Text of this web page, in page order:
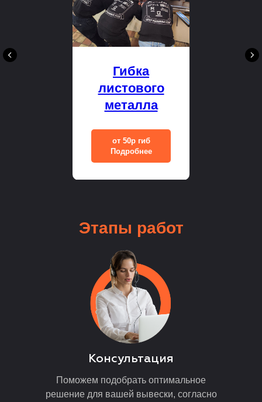
Гибка
листового
металла
от 50р гиб
Подробнее
Этапы работ
Поможем подобрать оптимальное
решение для вашей вывески, согласно
Консультация